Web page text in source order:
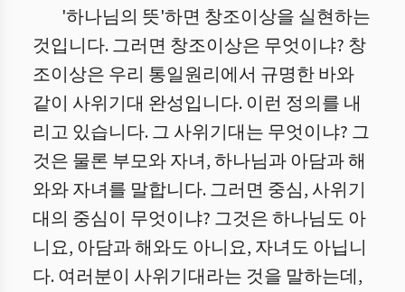
'하나님의 뜻'하면 창조이상을 실현하는
것입니다. 그러면 창조이상은 무엇이냐? 창
조이상은 우리 통일원리에서 규명한 바와
같이 사위기대 완성입니다. 이런 정의를 내
리고 있습니다. 그 사위기대는 무엇이냐? 그
것은 물론 부모와 자녀, 하나님과 아담과 해
와와 자녀를 말합니다. 그러면 중심, 사위기
대의 중심이 무엇이냐? 그것은 하나님도 아
니요, 아담과 해와도 아니요, 자녀도 아닙니
다. 여러분이 사위기대라는 것을 말하는데,